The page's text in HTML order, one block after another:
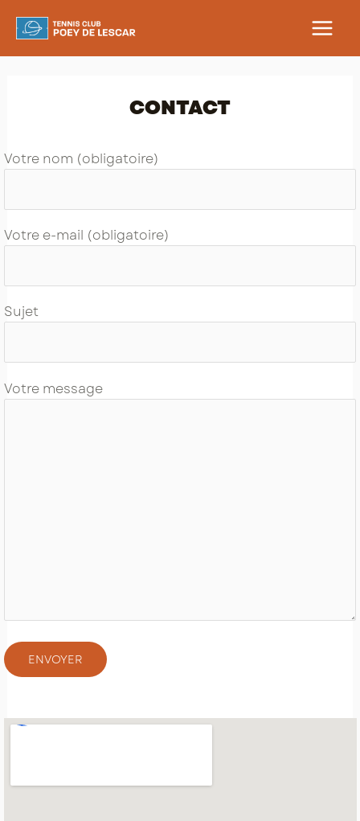
MAIN
CONTACT
Votre nom (obligatoire)
Votre e-mail (obligatoire)
Sujet
Votre message